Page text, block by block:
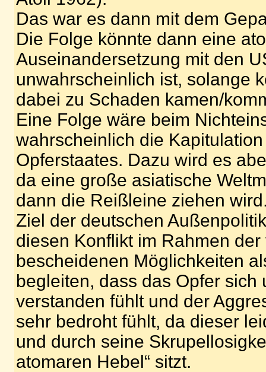
Das war es dann mit dem
Die Folge könnte dann eine
Auseinandersetzung mit den
unwahrscheinlich ist, solange
dabei zu Schaden kamen/
Eine Folge wäre beim
wahrscheinlich die
Opferstaates. Dazu wird es
da eine große asiatische
dann die Reißleine ziehen
Ziel der deutschen
diesen Konflikt im Rahmen
bescheidenen Möglichkeiten
begleiten, dass das Opfer sich
verstanden fühlt und der
sehr bedroht fühlt, da dieser
und durch seine
atomaren Hebel“ sitzt.